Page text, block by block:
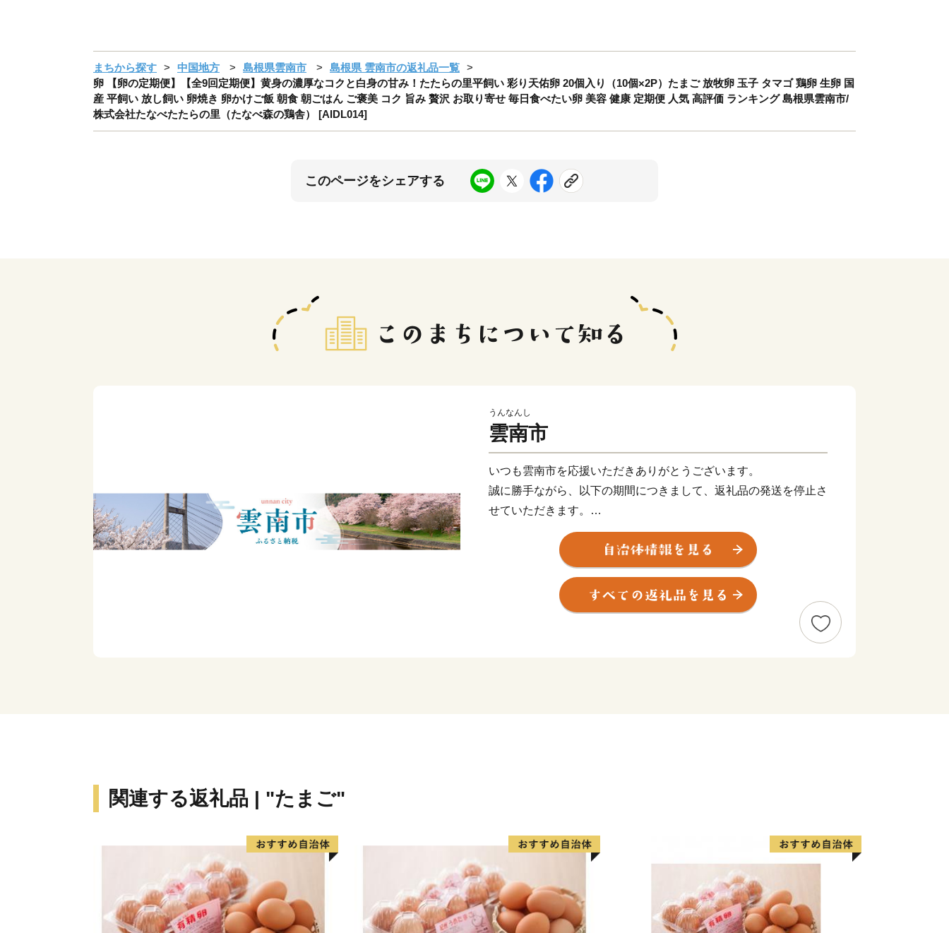
まちから探す 中国地方 島根県雲南市
島根県 雲南市の返礼品一覧
卵 【卵の定期便】【全9回定期便】黄身の濃厚なコクと白身の甘み！たたらの里平飼い 彩り天佑卵 20個入り（10個×2P）たまご 放牧卵 玉子 タマゴ 鶏卵 生卵 国
産 平飼い 放し飼い 卵焼き 卵かけご飯 朝食 朝ごはん ご褒美 コク 旨み 贅沢 お取り寄せ 毎日食べたい卵 美容 健康 定期便 人気 高評価 ランキング 島根県雲南市/
株式会社たなべたたらの里（たなべ森の鶏舎） [AIDL014]
このページをシェアする
うんなんし
雲南市
いつも雲南市を応援いただきありがとうございます。
誠に勝手ながら、以下の期間につきまして、返礼品の発送を停止さ
せていただきます。
【発送停止期間】8月6日〜8月16日
※日時指定・季節もの・定期便は除く
発送停止に伴い、ポータルサイトに掲載の期日よりも、お届けまで
「雲南」という名前は、旧出雲国の南に位置することに由来し、古
くからこの地方の呼び名として親しまれてきたことから名づけまし
た。
日本の25年先の高齢化社会をいく雲南市。今、雲南市では様々な
関連する返礼品 | "たまご"